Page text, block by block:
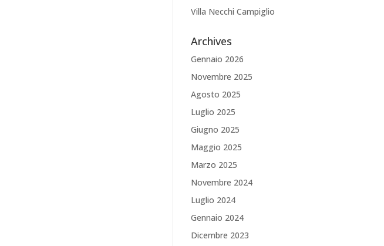
Villa Necchi Campiglio
Archives
Gennaio 2026
Novembre 2025
Agosto 2025
Luglio 2025
Giugno 2025
Maggio 2025
Marzo 2025
Novembre 2024
Luglio 2024
Gennaio 2024
Dicembre 2023